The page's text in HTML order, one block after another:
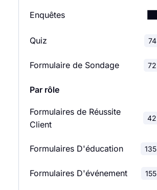
Enquêtes
Enquêtes de Satisfaction
des Employés
Sondages D'évaluation 124
Sondages de feedback 127
Études de Marché 28
Quiz 74
Formulaire de Sondage 72
Par rôle
Formulaires de Réussite
Client
42
Formulaires D'éducation 135
Formulaires D'événement 155